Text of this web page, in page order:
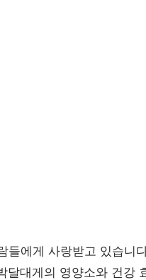
들에게 사랑받고 있습니
달대게의 영양소와 건강